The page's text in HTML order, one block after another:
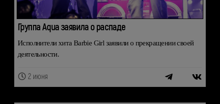
Группа Aqua заявила о распаде
Исполнители хита Barbie Girl заявили о прекращении своей
деятельности.
2 июня